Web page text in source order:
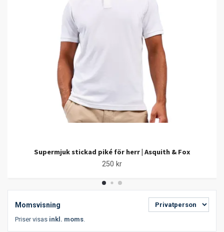
Momsvisning
Priser visas inkl. moms.
Supermjuk stickad piké för herr | Asquith & Fox
250 kr